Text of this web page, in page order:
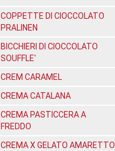
COPPETTE DI CIOCCOLATO
PRALINEN
BICCHIERI DI CIOCCOLATO
SOUFFLE'
CREM CARAMEL
CREMA CATALANA
CREMA PASTICCERA A
FREDDO
CREMA X GELATO AMARETTO